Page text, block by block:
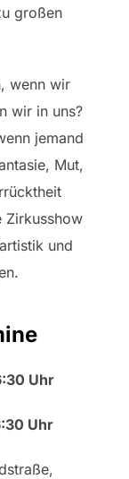
großen
wenn wir
wir in uns?
jemand
Mut,
Zirkusshow
und
Uhr
Uhr